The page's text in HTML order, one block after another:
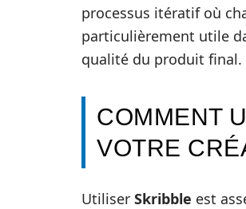
processus itératif où
particulièrement utile
qualité du produit final.
COMMENT
VOTRE
Utiliser Skribble est